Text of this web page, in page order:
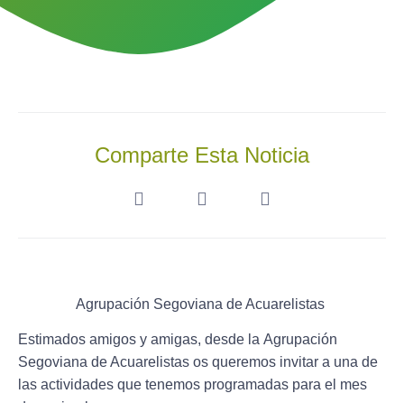
Comparte Esta Noticia
Agrupación Segoviana de Acuarelistas
Estimados amigos y amigas, desde la Agrupación
Segoviana de Acuarelistas os queremos invitar a una de
las actividades que tenemos programadas para el mes